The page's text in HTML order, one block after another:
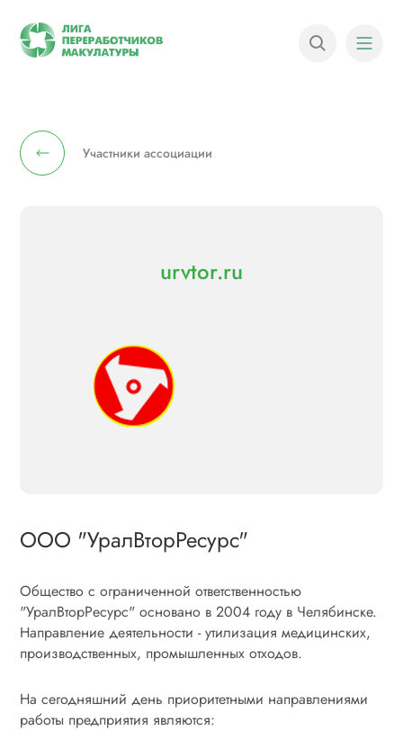
Участники ассоциации
urvtor.ru
ООО "УралВторРесурс"
Общество с ограниченной ответственностью
"УралВторРесурс" основано в 2004 году в Челябинске.
Направление деятельности - утилизация медицинских,
производственных, промышленных отходов.
На сегодняшний день приоритетными направлениями
работы предприятия являются: